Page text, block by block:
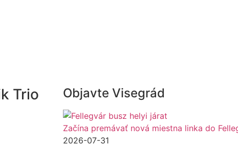
Trio
Objavte Visegrád
Začína premávať nová miestna linka do
2026-07-31